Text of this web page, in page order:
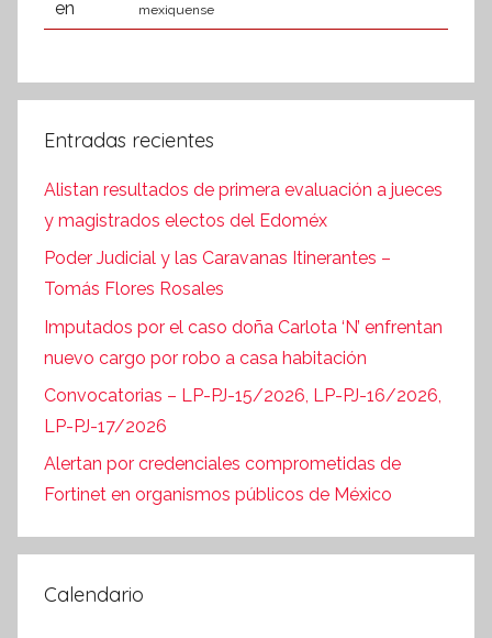
mexiquense
Entradas recientes
Alistan resultados de primera evaluación a jueces
y magistrados electos del Edoméx
Poder Judicial y las Caravanas Itinerantes –
Tomás Flores Rosales
Imputados por el caso doña Carlota ‘N’ enfrentan
nuevo cargo por robo a casa habitación
Convocatorias – LP-PJ-15/2026, LP-PJ-16/2026,
LP-PJ-17/2026
Alertan por credenciales comprometidas de
Fortinet en organismos públicos de México
Calendario